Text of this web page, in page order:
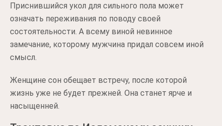
Приснившийся укол для сильного пола может
означать переживания по поводу своей
состоятельности. А всему виной невинное
замечание, которому мужчина придал совсем иной
смысл.
Женщине сон обещает встречу, после которой
жизнь уже не будет прежней. Она станет ярче и
насыщенней.